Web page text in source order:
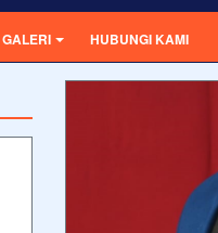
GALERI HUBUNGI KAMI